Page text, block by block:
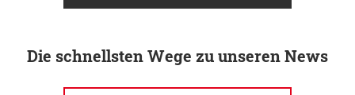
Die schnellsten Wege zu unseren News